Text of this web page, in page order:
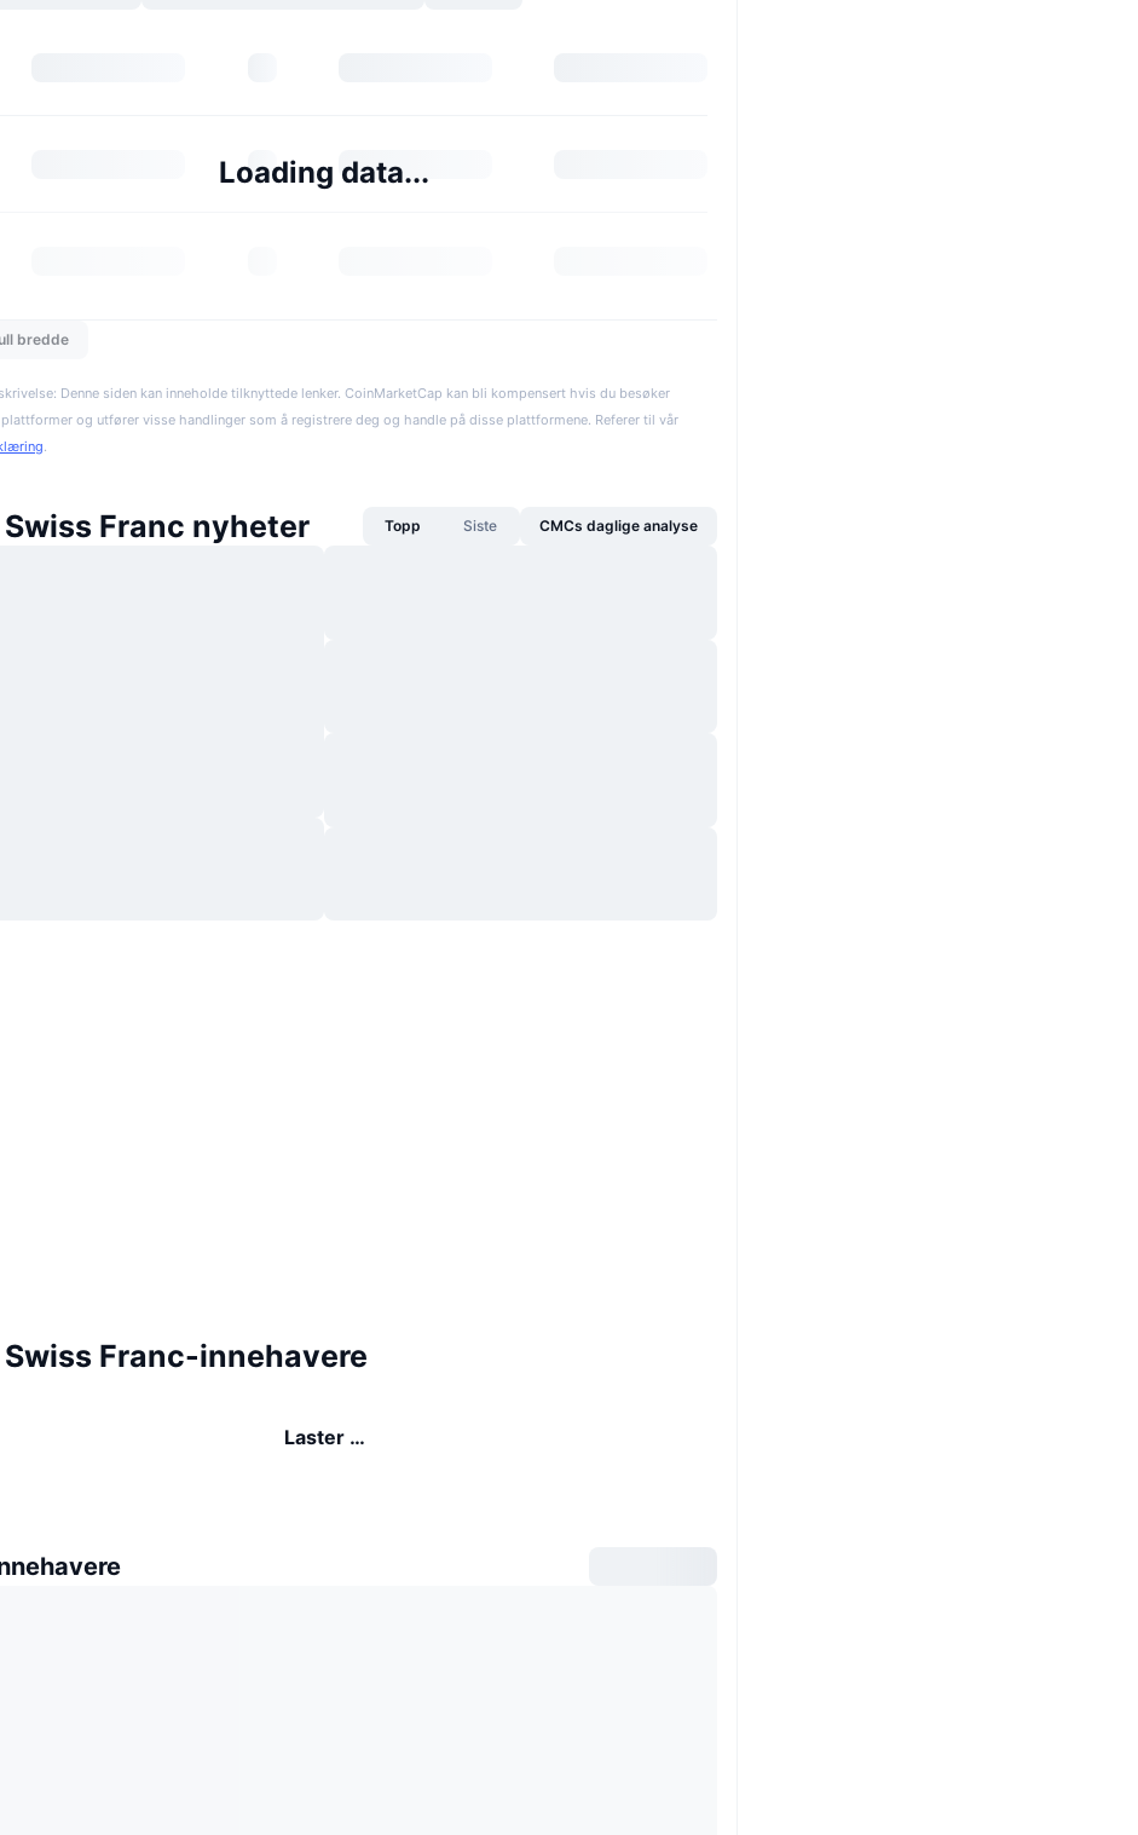
Loading data...
bredde
Denne siden kan inneholde tilknyttede lenker. CoinMarketCap kan bli kompensert hvis du besøker
og utfører visse handlinger som å registrere deg og handle på disse plattformene. Referer til vår
.
Swiss Franc nyheter Topp Siste CMCs daglige analyse
Swiss Franc-innehavere
Laster …